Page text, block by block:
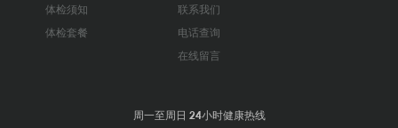
体检须知
体检套餐
联系我们
电话查询
在线留言
周一至周日 24小时健康热线